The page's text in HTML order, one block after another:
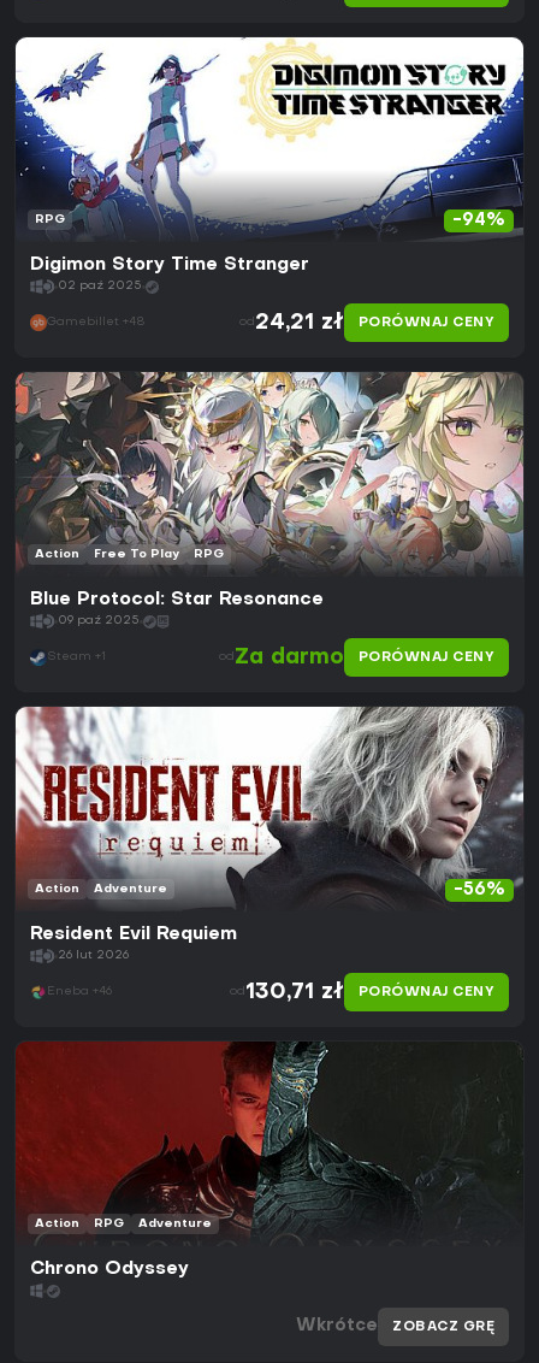
-94%
RPG
Digimon Story Time Stranger
02 paź 2025
Gamebillet +48 od 24,21 zł PORÓWNAJ CENY
Action Free To Play RPG
Blue Protocol: Star Resonance
09 paź 2025
Steam +1 od Za darmo PORÓWNAJ CENY
-56%
Action Adventure
Resident Evil Requiem
26 lut 2026
Eneba +46 od 130,71 zł PORÓWNAJ CENY
Action RPG Adventure
Chrono Odyssey
Wkrótce ZOBACZ GRĘ